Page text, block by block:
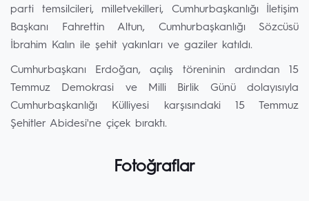
parti temsilcileri, milletvekilleri, Cumhurbaşkanlığı İletişim
Başkanı Fahrettin Altun, Cumhurbaşkanlığı Sözcüsü
İbrahim Kalın ile şehit yakınları ve gaziler katıldı.
Cumhurbaşkanı Erdoğan, açılış töreninin ardından 15
Temmuz Demokrasi ve Milli Birlik Günü dolayısıyla
Cumhurbaşkanlığı Külliyesi karşısındaki 15 Temmuz
Şehitler Abidesi'ne çiçek bıraktı.
Fotoğraflar